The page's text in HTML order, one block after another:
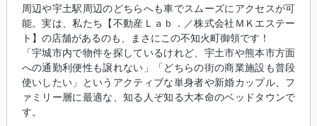
周辺や宇土駅周辺のどちらへも車でスムーズにアクセスが可
能。実は、私たち【不動産Ｌａｂ．／株式会社ＭＫエステー
ト】の店舗があるのも、まさにこの不知火町御領です！
「宇城市内で物件を探しているけれど、宇土市や熊本市方面
への通勤利便性も譲れない」「どちらの街の商業施設も普段
使いしたい」というアクティブな単身者や新婚カップル、フ
ァミリー層に最適な、知る人ぞ知る大本命のベッドタウンで
す。